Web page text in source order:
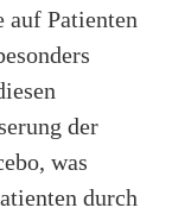
auf Patienten
der
was
durch